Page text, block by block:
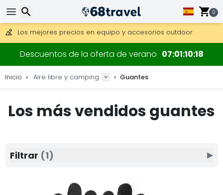
0
Envío DHL 1 día disponible.
30 días para devoluciones, 90 días para mapas de madera
Los mejores precios en equipo y accesorios outdoor.
Descuentos de la oferta de verano 07011018
Inicio Aire libre y camping Guantes
Los más vendidos guantes
Filtrar (1) ▶
Buscar
Buscar